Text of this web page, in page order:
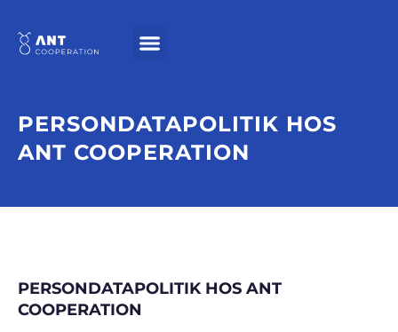
PERSONDATAPOLITIK HOS
ANT COOPERATION
PERSONDATAPOLITIK HOS ANT
COOPERATION